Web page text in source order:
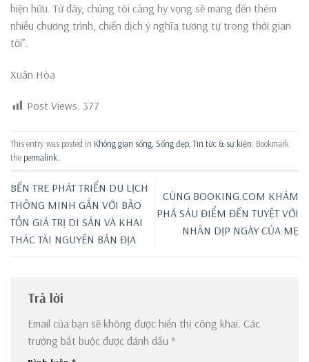
hiện hữu. Từ đây, chúng tôi càng hy vọng sẽ mang đến thêm
nhiều chương trình, chiến dịch ý nghĩa tương tự trong thời gian
tới”.
Xuân Hòa
Post Views: 377
This entry was posted in Không gian sống Sống đẹp ,Tin tức & sự kiện . Bookmark
the permalink
BẾN TRE PHÁT TRIỂN DU LỊCH
THÔNG MINH GẮN VỚI BẢO
TỒN GIÁ TRỊ DI SẢN VÀ KHAI
THÁC TÀI NGUYÊN BẢN ĐỊA
CÙNG BOOKING.COM KHÁM
PHÁ SÁU ĐIỂM ĐẾN TUYỆT VỜI
NHÂN DỊP NGÀY CỦA MẸ
Trả lời
Email của bạn sẽ không được hiển thị công khai. Các
trường bắt buộc được đánh dấu *